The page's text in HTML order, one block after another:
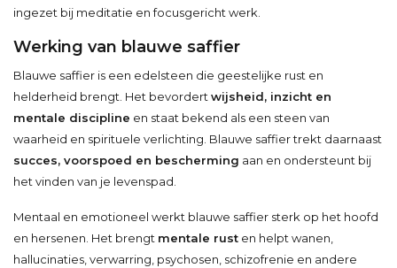
ingezet bij meditatie en focusgericht werk.
Werking van blauwe saffier
Blauwe saffier is een edelsteen die geestelijke rust en
helderheid brengt. Het bevordert wijsheid, inzicht en
mentale discipline en staat bekend als een steen van
waarheid en spirituele verlichting. Blauwe saffier trekt daarnaast
succes, voorspoed en bescherming aan en ondersteunt bij
het vinden van je levenspad.
Mentaal en emotioneel werkt blauwe saffier sterk op het hoofd
en hersenen. Het brengt mentale rust en helpt wanen,
hallucinaties, verwarring, psychosen, schizofrenie en andere